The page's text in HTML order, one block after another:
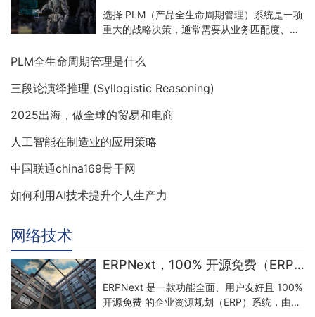
选择 PLM（产品全生命周期管理）系统是一项
重大的战略决策，通常需要从业务匹配度、技
行权衡。
PLM全生命周期管理是什么
三段论演绎推理 (Syllogistic Reasoning)
2025出海，做全球的贸易和电商
人工智能在制造业的应用策略
中国联通china169骨干网
如何利用AI技术提升个人生产力
网络技术
ERPNext，100% 开源免费（ERP）系统
ERPNext 是一款功能全面、用户友好且 100%
开源免费​ 的企业资源规划（ERP）系统，由